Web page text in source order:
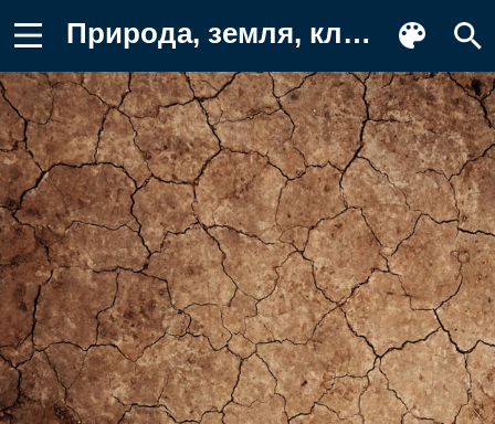
Природа, земля, климат, этаж, сухой Картинка